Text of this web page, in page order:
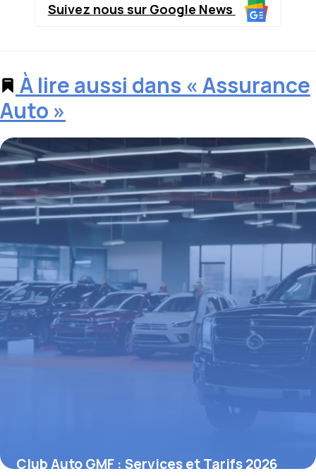
Suivez nous sur Google News
À lire aussi dans « Assurance
Auto »
Club Auto GMF : Services et Tarifs 2026